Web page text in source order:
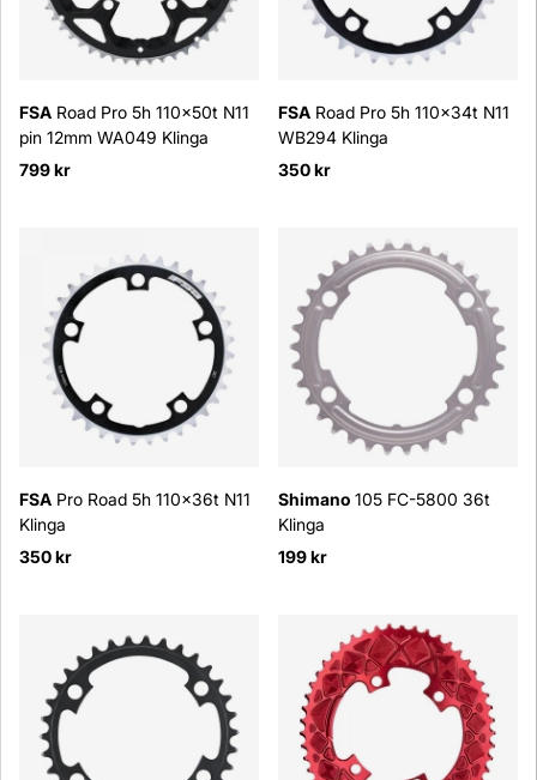
FSA Road Pro 5h 110x50t N11
pin 12mm WA049 Klinga
799 kr
FSA Road Pro 5h 110x34t N11
WB294 Klinga
350 kr
FSA Pro Road 5h 110x36t N11
Klinga
350 kr
Shimano 105 FC-5800 36t
Klinga
199 kr